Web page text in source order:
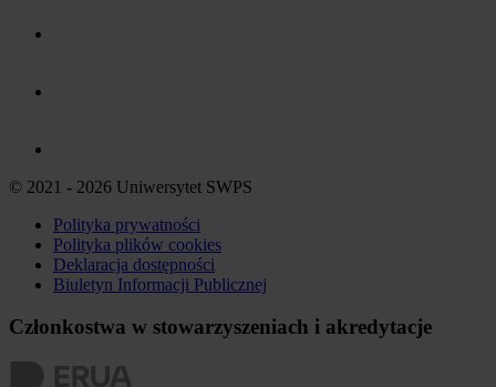
© 2021 - 2026 Uniwersytet SWPS
Polityka prywatności
Polityka plików cookies
Deklaracja dostępności
Biuletyn Informacji Publicznej
Członkostwa w stowarzyszeniach i akredytacje